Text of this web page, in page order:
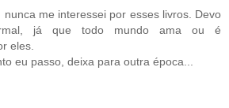
nunca me interessei por esses livros. Devo
já que todo mundo ama ou é
eles.
eu passo, deixa para outra época...